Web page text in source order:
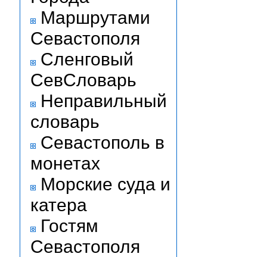
Маршрутами
Севастополя
Сленговый
СевСловарь
Неправильный
словарь
Севастополь в
монетах
Морские суда и
катера
Гостям
Севастополя